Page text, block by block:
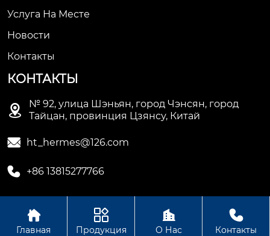
Услуга На Месте
Новости
Контакты
КОНТАКТЫ

№ 92, улица Шэньян, город Чэнсян, город
Тайцан, провинция Цзянсу, Китай
 ht_hermes@126.com
 +86 13815277766
Авторское право © Сучжоуское ООО
электромеханической промышленности Хету

Главная

Продукция

О Нас

Контакты